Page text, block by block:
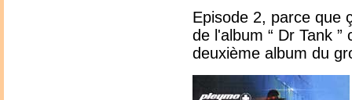
Episode 2, parce que
de l'album “ Dr Tank
deuxième album du